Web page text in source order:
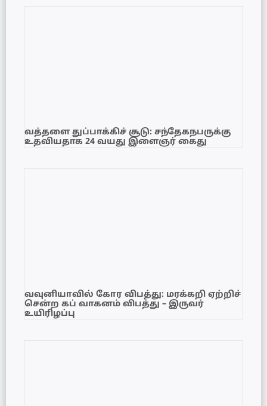
வத்தளை துப்பாக்கிச் சூடு: சந்தேகநபருக்கு
உதவியதாக 24 வயது இளைஞர் கைது
வவுனியாவில் கோர விபத்து: மரக்கறி ஏற்றிச்
சென்ற கப் வாகனம் விபத்து – இருவர்
உயிரிழப்பு